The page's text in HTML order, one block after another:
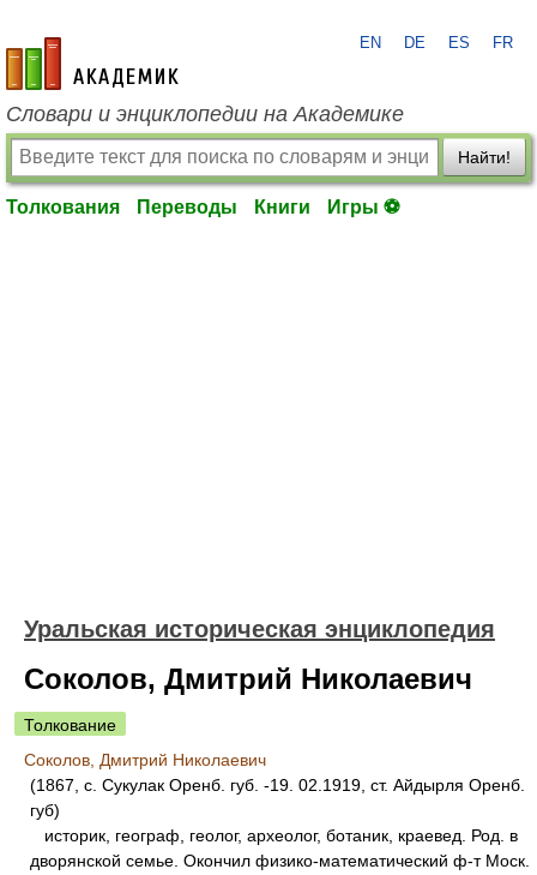
academic.ru
EN DE ES FR
Словари и энциклопедии на Академике
Найти!
Толкования Переводы Книги Игры ⚽
Уральская историческая энциклопедия
Соколов, Дмитрий Николаевич
Толкование
Соколов, Дмитрий Николаевич
(1867, с. Сукулак Оренб. губ. -19. 02.1919, ст. Айдырля Оренб.
губ)
историк, географ, геолог, археолог, ботаник, краевед. Род. в
дворянской семье. Окончил физико-математический ф-т Моск.